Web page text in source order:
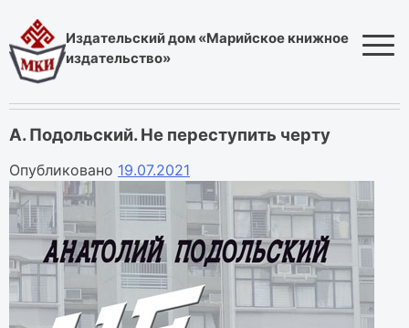
to
content
Издательский дом «Марийское книжное
издательство»
А. Подольский. Не переступить черту
Опубликовано 19.07.2021